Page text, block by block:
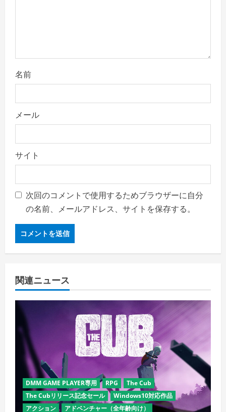
名前
メール
サイト
次回のコメントで使用するためブラウザーに自分
の名前、メールアドレス、サイトを保存する。
関連ニュース
DMM GAME PLAYER専用 RPG
The Cub
The Cubリリース記念セール
Windows10対応作品
アクション
アドベンチャー（全年齢向け）